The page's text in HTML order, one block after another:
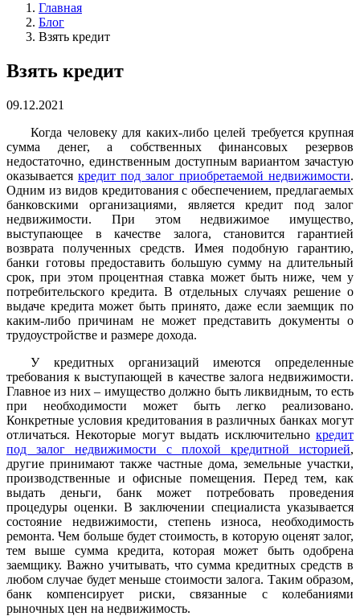
Главная
Блог
Взять кредит
Взять кредит
09.12.2021
Когда человеку для каких-либо целей требуется крупная
сумма денег, а собственных финансовых резервов
недостаточно, единственным доступным вариантом зачастую
оказывается кредит под залог приобретаемой недвижимости.
Одним из видов кредитования с обеспечением, предлагаемых
банковскими организациями, является кредит под залог
недвижимости. При этом недвижимое имущество,
выступающее в качестве залога, становится гарантией
возврата полученных средств. Имея подобную гарантию,
банки готовы предоставить большую сумму на длительный
срок, при этом процентная ставка может быть ниже, чем у
потребительского кредита. В отдельных случаях решение о
выдаче кредита может быть принято, даже если заемщик по
каким-либо причинам не может представить документы о
трудоустройстве и размере дохода.
У кредитных организаций имеются определенные
требования к выступающей в качестве залога недвижимости.
Главное из них – имущество должно быть ликвидным, то есть
при необходимости может быть легко реализовано.
Конкретные условия кредитования в различных банках могут
отличаться. Некоторые могут выдать исключительно кредит
под залог недвижимости с плохой кредитной историей,
другие принимают также частные дома, земельные участки,
производственные и офисные помещения. Перед тем, как
выдать деньги, банк может потребовать проведения
процедуры оценки. В заключении специалиста указывается
состояние недвижимости, степень износа, необходимость
ремонта. Чем больше будет стоимость, в которую оценят залог,
тем выше сумма кредита, которая может быть одобрена
заемщику. Важно учитывать, что сумма кредитных средств в
любом случае будет меньше стоимости залога. Таким образом,
банк компенсирует риски, связанные с колебаниями
рыночных цен на недвижимость.